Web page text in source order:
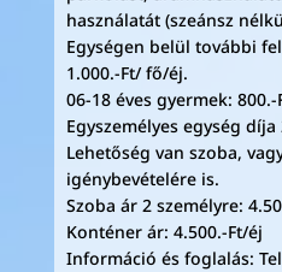
használatát (szeánsz
Egységen belül további
1.000.-Ft/ fő/éj.
06-18 éves gyermek: 800.-
Egyszemélyes egység díja
Lehetőség van szoba,
igénybevételére is.
Szoba ár 2 személyre:
Konténer ár: 4.500.-Ft/éj
Információ és foglalás: